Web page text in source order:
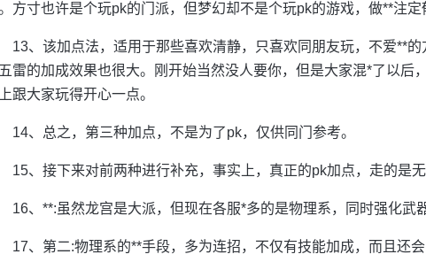
方寸也许是个玩pk的门派，但梦幻却不是个玩pk的游戏，做**注定
13、该加点法，适用于那些喜欢清静，只喜欢同朋友玩，不爱**的
雷的加成效果也很大。刚开始当然没人要你，但是大家混*了以后
跟大家玩得开心一点。
14、总之，第三种加点，不是为了pk，仅供同门参考。
15、接下来对前两种进行补充，事实上，真正的pk加点，走的是
16、**:虽然龙宫是大派，但现在各服*多的是物理系，同时强化武
17、第二:物理系的**手段，多为连招，不仅有技能加成，而且还